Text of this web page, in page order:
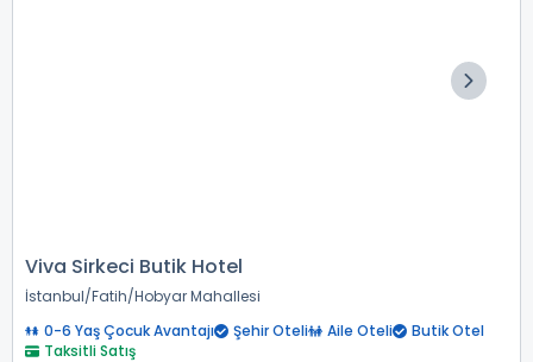
Viva Sirkeci Butik Hotel
İstanbul Fatih Hobyar Mahallesi
0-6 Yaş Çocuk Avantajı
Şehir Oteli Aile Oteli
Butik Otel
Taksitli Satış